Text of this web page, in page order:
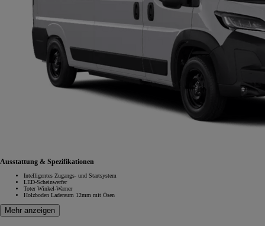
Ausstattung & Spezifikationen
Intelligentes Zugangs- und Startsystem
LED-Scheinwerfer
Toter Winkel-Warner
Holzboden Laderaum 12mm mit Ösen
Mehr anzeigen